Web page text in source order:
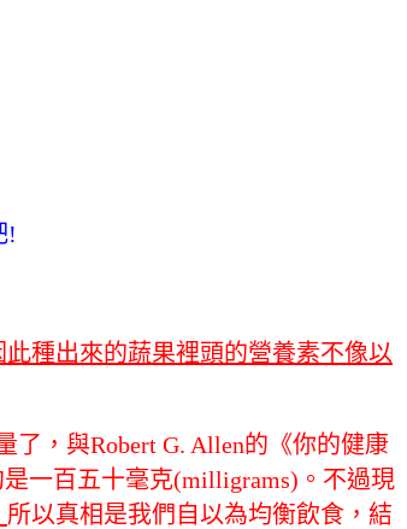
!
種出來的蔬果裡頭的營養素不像以
，與Robert G. Allen的《你的健康
一百五十毫克(milligrams)。不過現
所以真相是我們自以為均衡飲食，結